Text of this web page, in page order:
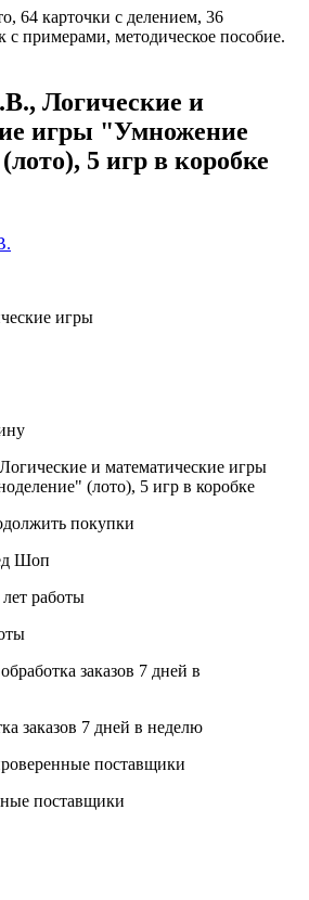
64 карточки с делением, 36
с примерами, методическое пособие.
Логические и
игры "Умножение
5 игр в коробке
игры
и математические игры
(лото), 5 игр в коробке
покупки
Шоп
заказов 7 дней в неделю
поставщики